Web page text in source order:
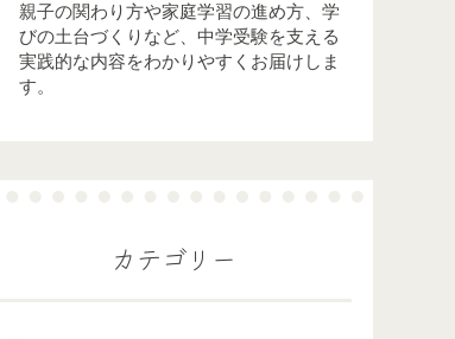
親子の関わり方や家庭学習の進め方、学
びの土台づくりなど、中学受験を支える
実践的な内容をわかりやすくお届けしま
す。
カテゴリー